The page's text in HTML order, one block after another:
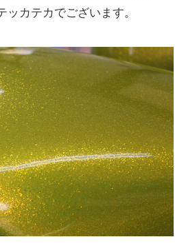
ッカテカでございます。